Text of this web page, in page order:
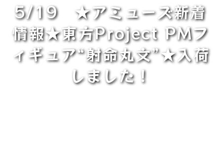
5/19 ★アミューズ新着
情報★東方Project ​PMフ
ィギュア“射命丸文”★入荷
しました！